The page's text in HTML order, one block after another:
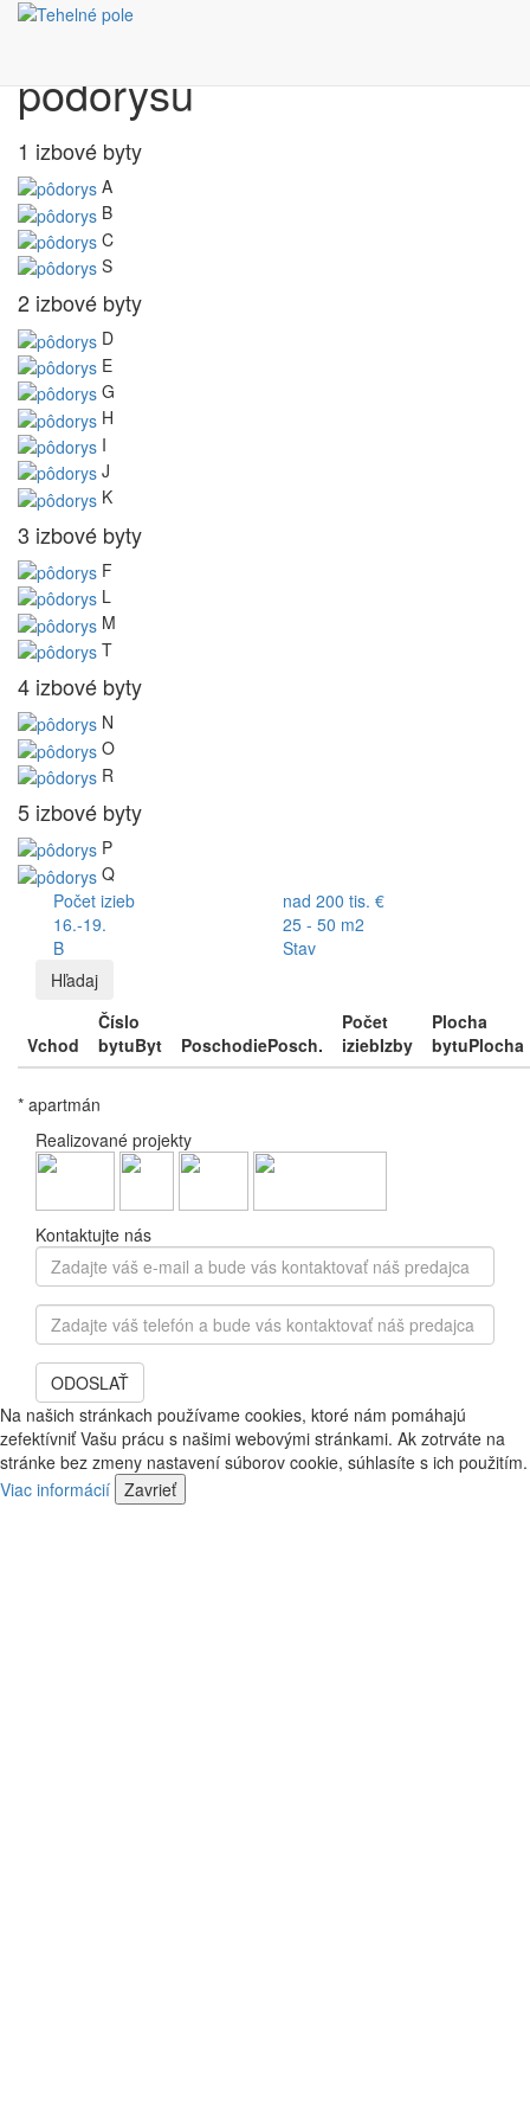
pôdorysu
1 izbové byty
A
B
C
S
2 izbové byty
D
E
G
H
I
J
K
3 izbové byty
F
L
M
T
4 izbové byty
N
O
R
5 izbové byty
P
Q
Počet izieb
nad 200 tis. €
16.-19.
25 - 50 m2
B
Stav
Hľadaj
Vchod
Číslo
bytuByt PoschodiePosch.
Počet
iziebIzby
Plocha
bytuPlocha
* apartmán
Realizované projekty
Kontaktujte nás
Zadajte
váš
e-
mail
a
bude
vás
kontaktovať
náš
predajca
Zadajte
váš
telefón
bude
vás
kontaktovať
náš
predajca
ODOSLAŤ
Na našich stránkach používame cookies, ktoré nám pomáhajú
zefektívniť Vašu prácu s našimi webovými stránkami. Ak zotrváte na
stránke bez zmeny nastavení súborov cookie, súhlasíte s ich použitím.
Viac informácií Zavrieť